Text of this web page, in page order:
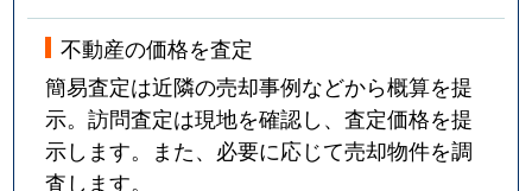
不動産の価格を査定
簡易査定は近隣の売却事例などから概算を提
示。訪問査定は現地を確認し、査定価格を提
示します。また、必要に応じて売却物件を調
査します。